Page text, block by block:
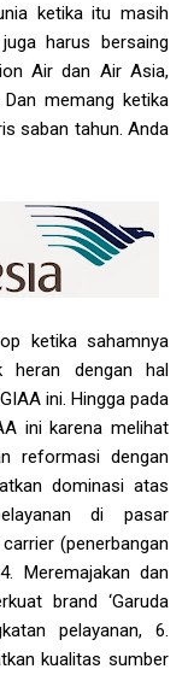
ketika itu masih
harus bersaing
Air dan Air Asia,
memang ketika
saban tahun. Anda
ketika sahamnya
heran dengan hal
ini. Hingga pada
ini karena melihat
reformasi dengan
dominasi atas
di pasar
(penerbangan
Meremajakan dan
brand ‘Garuda
pelayanan, 6.
kualitas sumber